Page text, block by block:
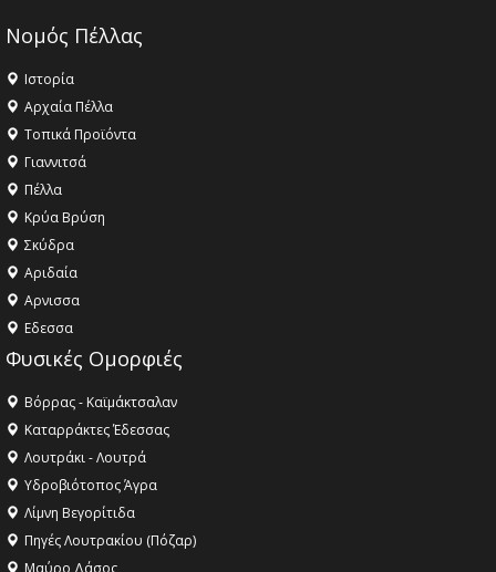
Νομός Πέλλας
Ιστορία
Αρχαία Πέλλα
Τοπικά Προϊόντα
Γιαννιτσά
Πέλλα
Κρύα Βρύση
Σκύδρα
Αριδαία
Aρνισσα
Eδεσσα
Φυσικές Ομορφιές
Βόρρας - Καϊμάκτσαλαν
Καταρράκτες Έδεσσας
Λουτράκι - Λουτρά
Υδροβιότοπος Άγρα
Λίμνη Βεγορίτιδα
Πηγές Λουτρακίου (Πόζαρ)
Μαύρο Δάσος